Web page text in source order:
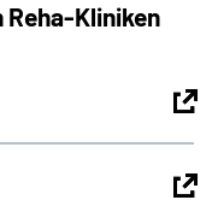
Kliniken